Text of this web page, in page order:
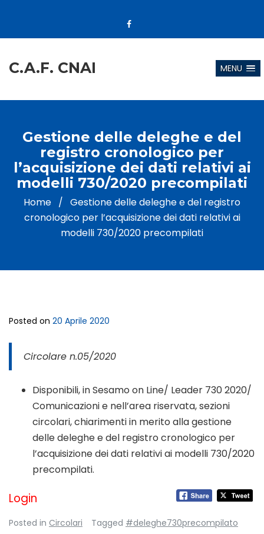
C.A.F. CNAI MENU
Gestione delle deleghe e del
registro cronologico per
l’acquisizione dei dati relativi ai
modelli 730/2020 precompilati
Home / Gestione delle deleghe e del registro
cronologico per l’acquisizione dei dati relativi ai
modelli 730/2020 precompilati
Posted on 20 Aprile 2020
Circolare n.05/2020
Disponibili, in Sesamo on Line/ Leader 730 2020/
Comunicazioni e nell’area riservata, sezioni
circolari, chiarimenti in merito alla gestione
delle deleghe e del registro cronologico per
l’acquisizione dei dati relativi ai modelli 730/2020
precompilati.
Login
Posted in Circolari Tagged #deleghe730precompilato